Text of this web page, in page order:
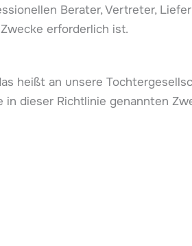
Berater, Vertreter,
erforderlich ist.
heißt an unsere
dieser Richtlinie genannten